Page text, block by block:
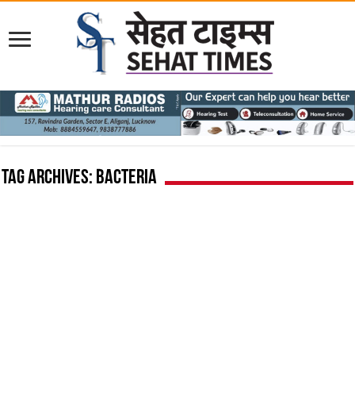
Tag Archives: bacteria